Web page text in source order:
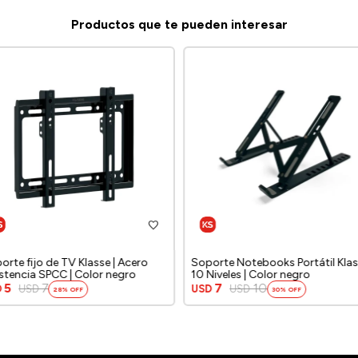
Productos que te pueden interesar
fijo de TV Klasse | Acero
SPCC | Color negro
5 USD 7 28
Soporte Notebooks Portátil
10 Niveles | Color negro
USD 7 USD 10 30